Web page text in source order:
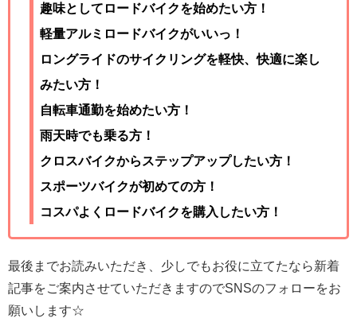
趣味としてロードバイクを始めたい方！
軽量アルミロードバイクがいいっ！
ロングライドのサイクリングを軽快、快適に楽し
みたい方！
自転車通勤を始めたい方！
雨天時でも乗る方！
クロスバイクからステップアップしたい方！
スポーツバイクが初めての方！
コスパよくロードバイクを購入したい方！
最後までお読みいただき、少しでもお役に立てたなら新着
記事をご案内させていただきますのでSNSのフォローをお
願いします☆